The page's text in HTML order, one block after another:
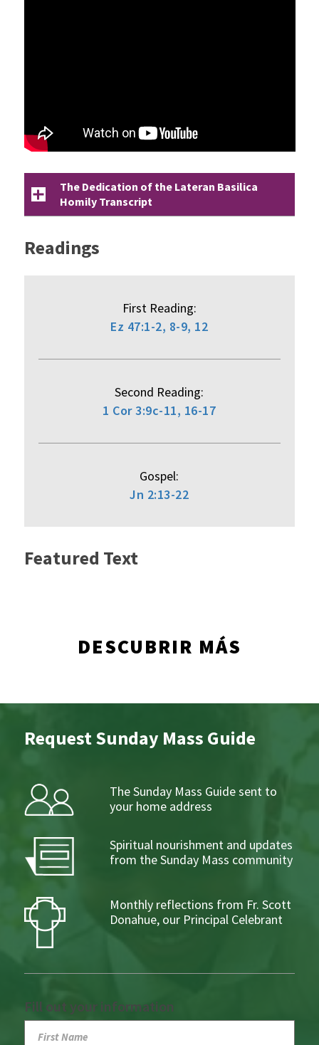
The Dedication of the Lateran Basilica
Homily Transcript
Readings
First Reading:
Ez 47:1-2, 8-9, 12
Second Reading:
1 Cor 3:9c-11, 16-17
Gospel:
Jn 2:13-22
Featured Text
DESCUBRIR MÁS
Request Sunday Mass Guide
The Sunday Mass Guide sent to
your home address
Spiritual nourishment and updates
from the Sunday Mass community
Monthly reflections from Fr. Scott
Donahue, our Principal Celebrant
Fill out your information